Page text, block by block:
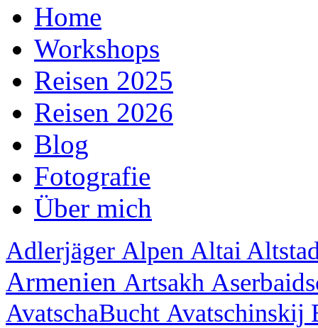
Home
Workshops
Reisen 2025
Reisen 2026
Blog
Fotografie
Über mich
Adlerjäger Alpen Altai
Armenien Artsakh
AvatschaBucht Avatschinskij